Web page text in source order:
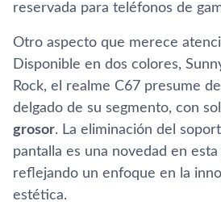
reservada para teléfonos de
Otro aspecto que merece
Disponible en dos colores,
Rock, el realme C67 presume
delgado de su segmento, con
grosor. La eliminación del
pantalla es una novedad en
reflejando un enfoque en la
estética.